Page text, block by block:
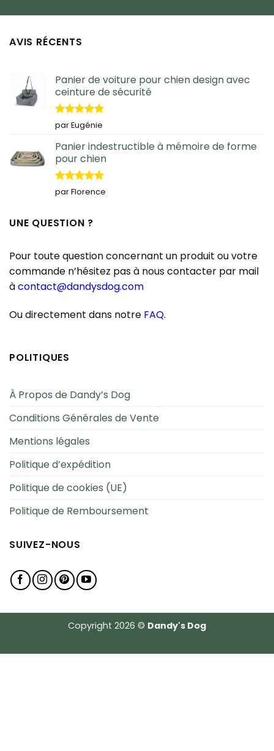
AVIS RÉCENTS
Panier de voiture pour chien design avec
ceinture de sécurité
Note5sur
5
par Eugénie
Panier indestructible à mémoire de forme
pour chien
Note5sur
5
par Florence
UNE QUESTION ?
Pour toute question concernant un produit ou votre
commande n’hésitez pas à nous contacter par mail
àcontact@dandysdog.com
Ou directement dans notre FAQ.
POLITIQUES
À Propos de Dandy’s Dog
Conditions Générales de Vente
Mentions légales
Politique d’expédition
Politique de cookies (UE)
Politique de Remboursement
SUIVEZ-NOUS
Copyright 2026 © Dandy's Dog